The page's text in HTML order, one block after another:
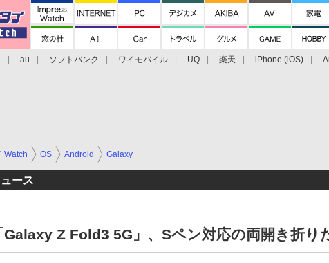
au ソフトバンク ワイモバイル UQ 楽天 iPhone (iOS)
Watch OS Android Galaxy
ース
Galaxy Z Fold3 5G」、Sペン対応の両開き折り